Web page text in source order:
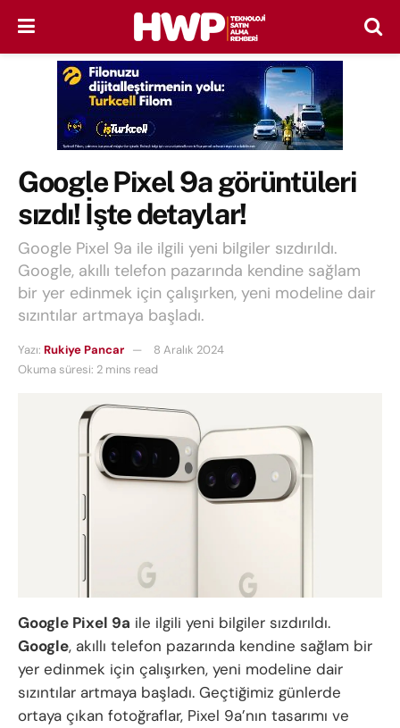
Google Pixel 9a görüntüleri
sızdı! İşte detaylar!
Google Pixel 9a ile ilgili yeni bilgiler sızdırıldı.
Google, akıllı telefon pazarında kendine sağlam
bir yer edinmek için çalışırken, yeni modeline dair
sızıntılar artmaya başladı.
Yazı: Rukiye Pancar
8 Aralık 2024
Okuma süresi: 2 mins read
Google Pixel 9a ile ilgili yeni bilgiler sızdırıldı.
Google, akıllı telefon pazarında kendine sağlam bir
yer edinmek için çalışırken, yeni modeline dair
sızıntılar artmaya başladı. Geçtiğimiz günlerde
ortaya çıkan fotoğraflar, Pixel 9a’nın tasarımı ve